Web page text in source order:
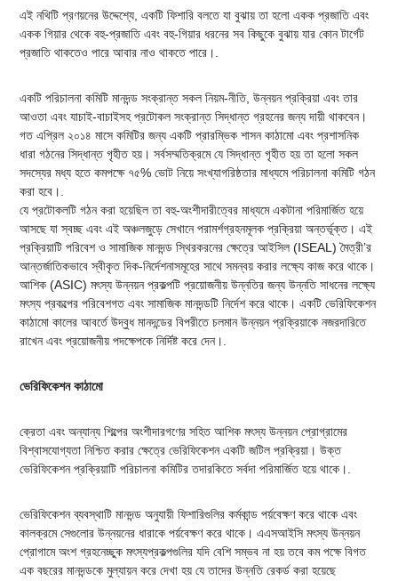
এই নথিটি প্রণয়নের উদ্দেশ্যে, একটি ফিশারি বলতে যা বুঝায় তা হলো একক প্রজাতি এবং
একক গিয়ার থেকে বহু-প্রজাতি এবং বহু-গিয়ার ধরনের সব কিছুকে বুঝায় যার কোন টার্গেট
প্রজাতি থাকতেও পারে আবার নাও থাকতে পারে।.
একটি পরিচালনা কমিটি মানদন্ড সংক্রান্ত সকল নিয়ম-নীতি, উন্নয়ন প্রক্রিয়া এবং তার
আওতা এবং যাচাই-বাচাইসহ প্রটোকল সংক্রান্ত সিদ্ধান্ত গ্রহনের জন্য দায়ী থাকবেন।
গত এপ্রিল ২০১৪ মাসে কমিটির জন্য একটি প্রারম্ভিক শাসন কাঠামো এবং প্রশাসনিক
ধারা গঠনের সিদ্ধান্ত গৃহীত হয়। সর্বসম্মতিক্রমে যে সিদ্ধান্ত গৃহীত হয় তা হলো সকল
সদস্যের মধ্য হতে কমপক্ষে ৭৫% ভোট নিয়ে সংখ্যাগরিষ্ঠতার মাধ্যমে পরিচালনা কমিটি গঠন
করা হবে।.
যে প্রটোকলটি গঠন করা হয়েছিল তা বহু-অংশীদারীত্বের মাধ্যমে একটানা পরিমার্জিত হয়ে
আসছে যা স্বচ্ছ এবং এই অঞ্চলজুড়ে সেখানে পরামর্শগ্রহনমূলক প্রক্রিয়া অন্তর্ভূক্ত। এই
প্রক্রিয়াটি পরিবেশ ও সামাজিক মানদন্ড স্থিরকরনের ক্ষেত্রে আইসিল (ISEAL) মৈত্রী’র
আন্তর্জাতিকভাবে স্বীকৃত দিক-নির্দেশনাসমূহের সাথে সমন্বয় করার লক্ষ্যে কাজ করে থাকে।
আশিক (ASIC) মৎস্য উন্নয়ন প্রকল্পটি প্রয়োজনীয় উন্নতির জন্য উন্নতি সাধনের লক্ষ্যে
মৎস্য প্রকল্পের পরিবেশগত এবং সামাজিক মানদন্ডটি নির্দেশ করে থাকে। একটি ভেরিফিকেশন
কাঠামো কালের আবর্তে উদ্বুধ মানদন্ডের বিপরীতে চলমান উন্নয়ন প্রক্রিয়াকে নজরদারিতে
রাখেন এবং প্রয়োজনীয় পদক্ষেপকে নির্দিষ্ট করে দেন।.
ভেরিফিকেশন কাঠামো
ক্রেতা এবং অন্যান্য শিল্পের অংশীদারগণের সহিত আশিক মৎস্য উন্নয়ন প্রোগ্রামের
বিশ্বাসযোগ্যতা নিশ্চিত করার ক্ষেত্রে ভেরিফিকেশন একটি জটিল প্রক্রিয়া। উক্ত
ভেরিফিকেশন প্রক্রিয়াটি পরিচালনা কমিটির তদারকিতে সর্বদা পরিমার্জিত হয়ে থাকে।.
ভেরিফিকেশন ব্যবস্থাটি মানদন্ড অনুযায়ী ফিশারিগুলির কর্মকান্ড পর্য়বেক্ষণ করে থাকে এবং
কালক্রমে সেগুলোর উন্নয়নের ধারাকে পর্য়বেক্ষণ করে থাকে। এএসআইসি মৎস্য উন্নয়ন
প্রোগামে অংশ গ্রহনেচ্ছুক মৎস্যপ্রকল্পগুলির যদি বেশি সম্ভব না হয় তবে কম পক্ষে বিগত
এক বছরের মানদন্ডকে মুল্যায়ন করে দেখা হয় যে তাদের উন্নতি রেকর্ড করা হয়েছে